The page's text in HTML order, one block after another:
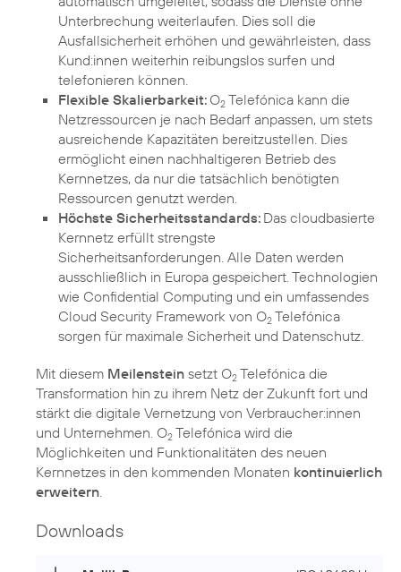
Unterbrechung weiterlaufen. Dies soll die
Ausfallsicherheit erhöhen und gewährleisten, dass
Kund:innen weiterhin reibungslos surfen und
telefonieren können.
Flexible Skalierbarkeit: O2 Telefónica kann die
Netzressourcen je nach Bedarf anpassen, um stets
ausreichende Kapazitäten bereitzustellen. Dies
ermöglicht einen nachhaltigeren Betrieb des
Kernnetzes, da nur die tatsächlich benötigten
Ressourcen genutzt werden.
Höchste Sicherheitsstandards: Das cloudbasierte
Kernnetz erfüllt strengste
Sicherheitsanforderungen. Alle Daten werden
ausschließlich in Europa gespeichert. Technologien
wie Confidential Computing und ein umfassendes
Cloud Security Framework von O2 Telefónica
sorgen für maximale Sicherheit und Datenschutz.
Mit diesem Meilenstein setzt O2 Telefónica die
Transformation hin zu ihrem Netz der Zukunft fort und
stärkt die digitale Vernetzung von Verbraucher:innen
und Unternehmen. O2 Telefónica wird die
Möglichkeiten und Funktionalitäten des neuen
Kernnetzes in den kommenden Monaten kontinuierlich
erweitern
Downloads